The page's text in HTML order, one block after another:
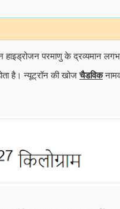
परमाणु के द्रव्यमान
है। न्यूट्रॉन की खोजचैडविक